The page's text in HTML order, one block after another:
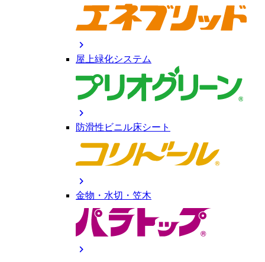
chevron_right
屋上緑化システム
chevron_right
防滑性ビニル床シート
chevron_right
金物・水切・笠木
chevron_right